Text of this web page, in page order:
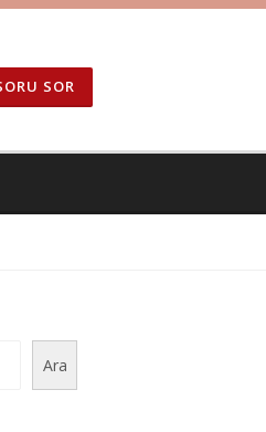
SOR
Ara